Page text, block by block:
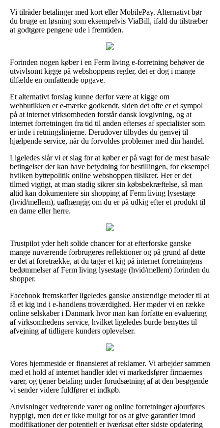
Vi tilråder betalinger med kort eller MobilePay. Alternativt bør
du bruge en løsning som eksempelvis ViaBill, ifald du tilstræber
at godtgøre pengene ude i fremtiden.
Forinden nogen køber i en Ferm living e-forretning behøver de
utvivlsomt kigge på webshoppens regler, det er dog i mange
tilfælde en omfattende opgave.
Et alternativt forslag kunne derfor være at kigge om
webbutikken er e-mærke godkendt, siden det ofte er et sympol
på at internet virksomheden forstår dansk lovgivning, og at
internet forretningen fra tid til anden efterses af specialister som
er inde i retningslinjerne. Derudover tilbydes du genvej til
hjælpende service, når du forvoldes problemer med din handel.
Ligeledes slår vi et slag for at køber er på vagt for de mest basale
betingelser der kan have betydning for bestillingen, for eksempel
hvilken byttepolitik online webshoppen tilsikrer. Her er det
tilmed vigtigt, at man stadig sikrer sin købsbekræftelse, så man
altid kan dokumentere sin shopping af Ferm living lysestage
(hvid/mellem), uafhængig om du er på udkig efter et produkt til
en dame eller herre.
Trustpilot yder helt solide chancer for at efterforske ganske
mange nuværende forbrugeres reflektioner og på grund af dette
er det at foretrække, at du tager et kig på internet forretningens
bedømmelser af Ferm living lysestage (hvid/mellem) forinden du
shopper.
Facebook fremskaffer ligeledes ganske anstændige metoder til at
få et kig ind i e-handlens troværdighed. Her møder vi en række
online selskaber i Danmark hvor man kan forfatte en evaluering
af virksomhedens service, hvilket ligeledes burde benyttes til
afvejning af tidligere kunders oplevelser.
Vores hjemmeside er finansieret af reklamer. Vi arbejder sammen
med et hold af internet handler idet vi markedsfører firmaernes
varer, og tjener betaling under forudsætning af at den besøgende
vi sender videre fuldfører et indkøb.
Anvisninger vedrørende varer og online forretninger ajourføres
hyppigt, men det er ikke muligt for os at give garantier imod
modifikationer der potentielt er iværksat efter sidste opdatering